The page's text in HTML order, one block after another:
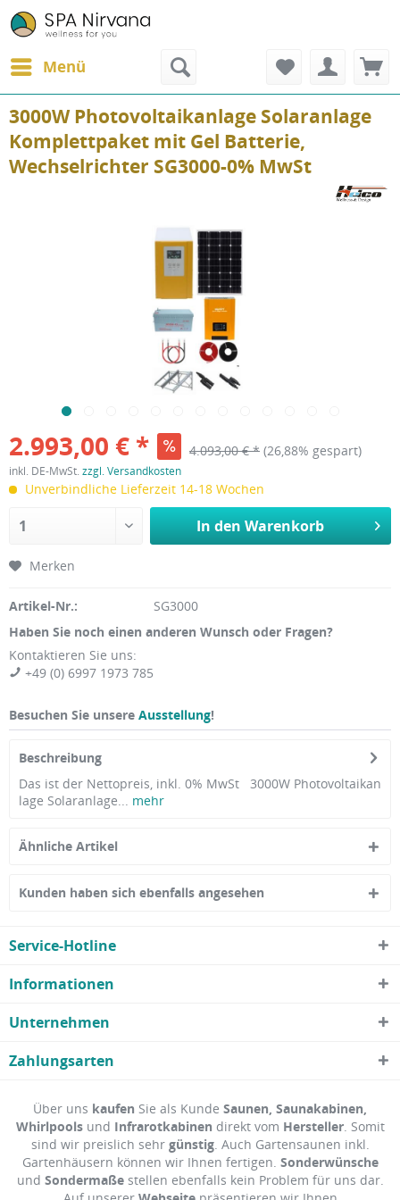
Menü
3000W Photovoltaikanlage Solaranlage
Komplettpaket mit Gel Batterie,
Wechselrichter SG3000-0% MwSt
2.993,00 € * 4.093,00 € * (26,88% gespart)
inkl. DE-MwSt. zzgl. Versandkosten
Unverbindliche Lieferzeit 14-18 Wochen
In den Warenkorb
Merken
Artikel-Nr.:
SG3000
Haben Sie noch einen anderen Wunsch oder Fragen?
Kontaktieren Sie uns:
+49 (0) 6997 1973 785
Besuchen Sie unsere Ausstellung!
Beschreibung
Das ist der Nettopreis, inkl. 0% MwSt 3000W Photovoltaikan
lage Solaranlage... mehr
Ähnliche Artikel
Kunden haben sich ebenfalls angesehen
Service-Hotline
Informationen
Unternehmen
Zahlungsarten
Über uns kaufen Sie als Kunde Saunen, Saunakabinen,
Whirlpoolsund Infrarotkabinen direkt vom Hersteller. Somit
sind wir preislich sehr günstig. Auch Gartensaunen inkl.
Gartenhäusern können wir Ihnen fertigen. Sonderwünsche
und Sondermaßestellen ebenfalls kein Problem für uns dar.